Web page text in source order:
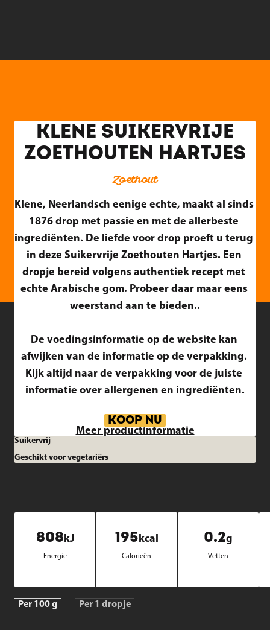
KLENE SUIKERVRIJE
ZOETHOUTEN HARTJES
Zoethout
Klene, Neerlandsch eenige echte, maakt al sinds
1876 drop met passie en met de allerbeste
ingrediënten. De liefde voor drop proeft u terug
in deze Suikervrije Zoethouten Hartjes. Een
dropje bereid volgens authentiek recept met
echte Arabische gom. Probeer daar maar eens
weerstand aan te bieden..
De voedingsinformatie op de website kan
afwijken van de informatie op de verpakking.
Kijk altijd naar de verpakking voor de juiste
informatie over allergenen en ingrediënten.
KOOP NU
Meer productinformatie
Suikervrij
Geschikt voor vegetariërs
808kJ
Ener­gie
195kcal
Ca­lo­rie­ën
0.2g
Vet­ten
Per 100 g Per 1 dropje